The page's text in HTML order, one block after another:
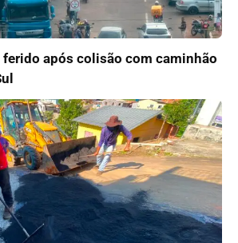
após colisão com caminhão